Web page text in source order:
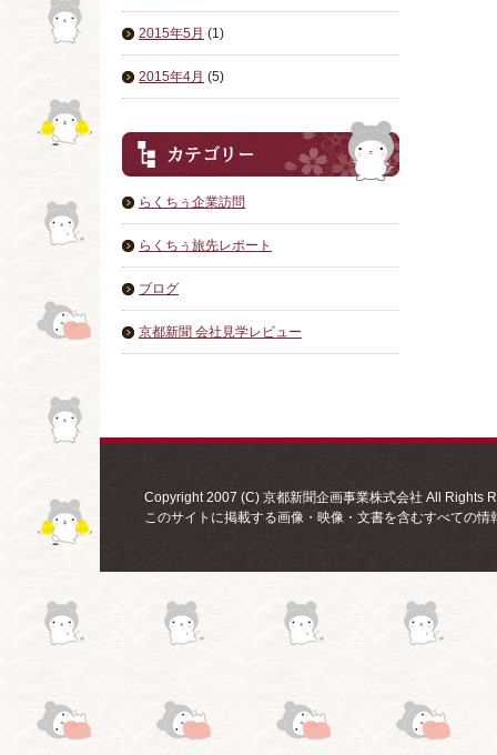
2015年5月 (1)
2015年4月 (5)
らくちぅ企業訪問
らくちぅ旅先レポート
ブログ
京都新聞 会社見学レビュー
Copyright 2007 (C) 京都新聞企画事業株式会社 All Rights
このサイトに掲載する画像・映像・文書を含むすべての